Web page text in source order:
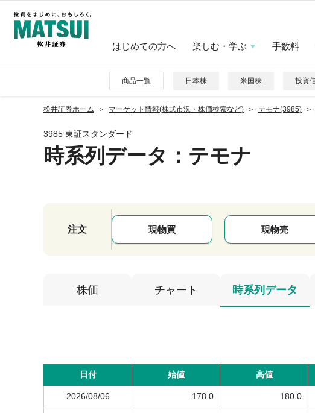
はじめての方へ 楽しむ・学ぶ 手数料
商品一覧 日本株 米国株 投資
松井証券ホーム マーケット情報(株式市況・株価検索など) テモナ(3985)
3985 東証スタンダード
時系列データ ：テモナ
注文 現物買 現物売
株価 チャート 時系列データ
日付 始値 高値
2026/08/06 178.0 180.0